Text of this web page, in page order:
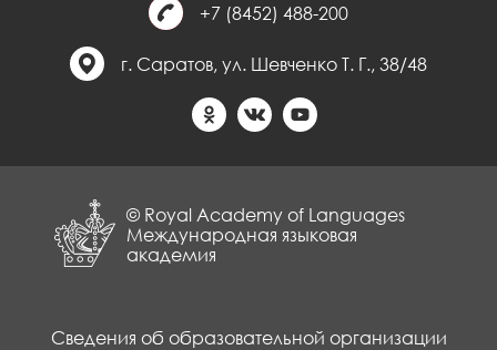
+7 (8452) 488-200
г. Саратов, ул. Шевченко Т. Г., 38/48
© Royal Academy of Languages
Международная языковая
академия
Сведения об образовательной организации